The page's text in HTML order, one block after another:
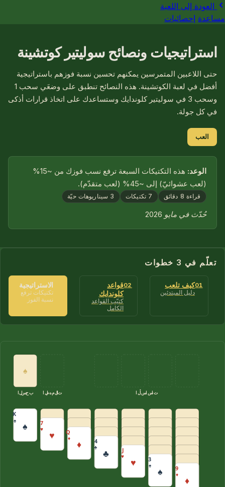
العودة إلى اللعبة
مساعدة إحصائيات
استراتيجيات ونصائح سوليتير كوتشينة
حتى اللاعبين المتمرسين يمكنهم تحسين نسبة فوزهم باستراتيجية
أفضل في لعبة الكوتشينة. هذه النصائح تنطبق على وضعَي سحب 1
وسحب 3 في سوليتير كلوندايك وستساعدك على اتخاذ قرارات أذكى
في كل جولة.
العب
الوعد:
هذه التكتيكات السبعة ترفع نسب فوزك من ~15%
(لعب عشوائيّ) إلى ~45% (لعب متقدّم).
قراءة 8 دقائق 7 تكتيكات 3 سيناريوهات حيّة
حُدّث في مايو 2026
تعلّم في 3 خطوات
01كيف تلعب
دليل المبتدئين
02قواعد
كلوندايك
كتيّب القواعد
الكامل
الاستراتيجية
تكتيكات ترفع
نسبة الفوز
♠
السحب المهملات الأساسات
K
♠ ♠ 7
♥ ♥
Q
♦
♦ 4
♣ ♣ J
♥ ♥
3
♠
♠
9
♦
♦